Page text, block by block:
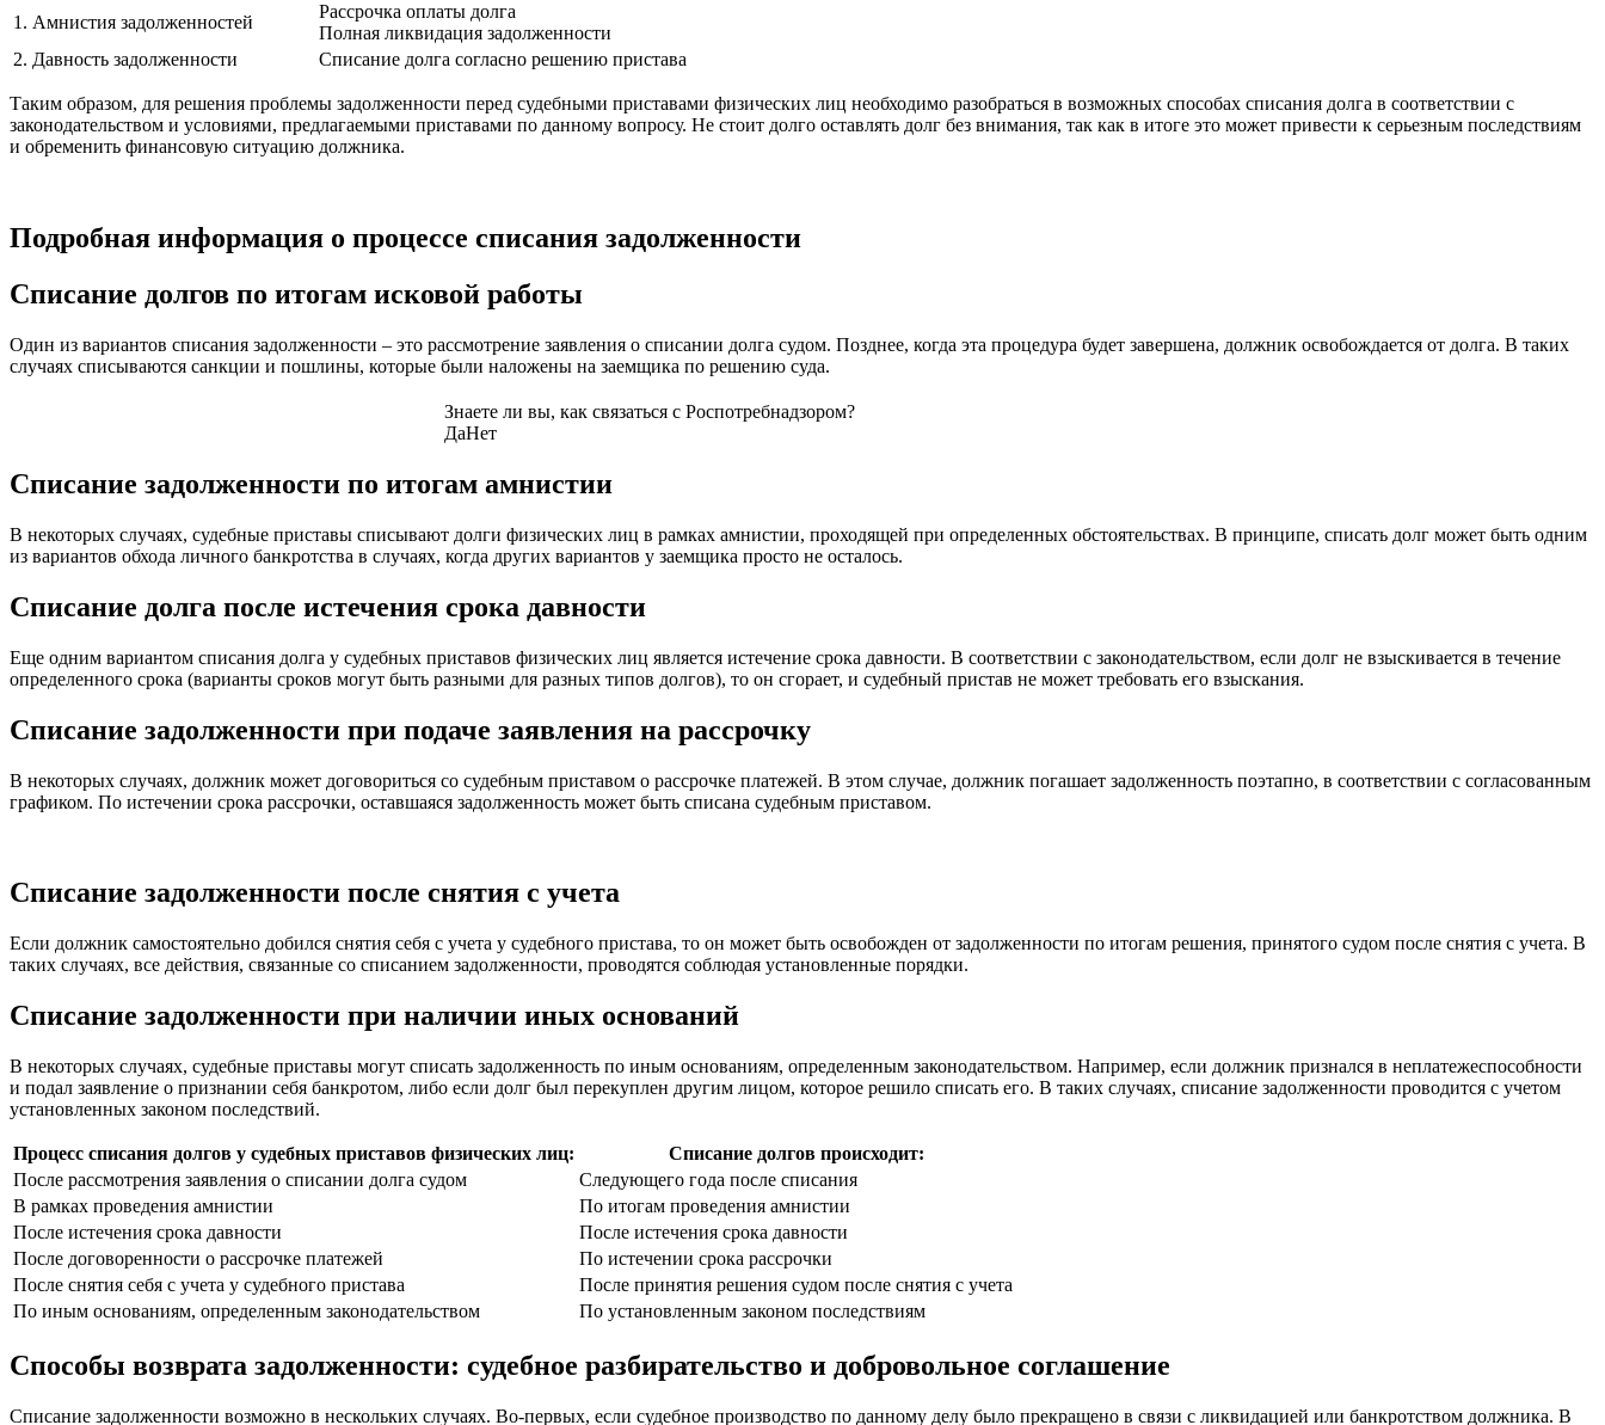
1. Амнистия задолженностей
Рассрочка оплаты долга
Полная ликвидация задолженности
2. Давность задолженности
Списание долга согласно решению пристава
Таким образом, для решения проблемы задолженности перед судебными приставами физических лиц необходимо разобраться в возможных способах списания долга в соответствии с
законодательством и условиями, предлагаемыми приставами по данному вопросу. Не стоит долго оставлять долг без внимания, так как в итоге это может привести к серьезным последствиям
и обременить финансовую ситуацию должника.
Подробная информация о процессе списания задолженности
Списание долгов по итогам исковой работы
Один из вариантов списания задолженности – это рассмотрение заявления о списании долга судом. Позднее, когда эта процедура будет завершена, должник освобождается от долга. В таких
случаях списываются санкции и пошлины, которые были наложены на заемщика по решению суда.
Знаете ли вы, как связаться с Роспотребнадзором?
ДаНет
Списание задолженности по итогам амнистии
В некоторых случаях, судебные приставы списывают долги физических лиц в рамках амнистии, проходящей при определенных обстоятельствах. В принципе, списать долг может быть одним
из вариантов обхода личного банкротства в случаях, когда других вариантов у заемщика просто не осталось.
Списание долга после истечения срока давности
Еще одним вариантом списания долга у судебных приставов физических лиц является истечение срока давности. В соответствии с законодательством, если долг не взыскивается в течение
определенного срока (варианты сроков могут быть разными для разных типов долгов), то он сгорает, и судебный пристав не может требовать его взыскания.
Списание задолженности при подаче заявления на рассрочку
В некоторых случаях, должник может договориться со судебным приставом о рассрочке платежей. В этом случае, должник погашает задолженность поэтапно, в соответствии с согласованным
графиком. По истечении срока рассрочки, оставшаяся задолженность может быть списана судебным приставом.
Списание задолженности после снятия с учета
Если должник самостоятельно добился снятия себя с учета у судебного пристава, то он может быть освобожден от задолженности по итогам решения, принятого судом после снятия с учета. В
таких случаях, все действия, связанные со списанием задолженности, проводятся соблюдая установленные порядки.
Списание задолженности при наличии иных оснований
В некоторых случаях, судебные приставы могут списать задолженность по иным основаниям, определенным законодательством. Например, если должник признался в неплатежеспособности
и подал заявление о признании себя банкротом, либо если долг был перекуплен другим лицом, которое решило списать его. В таких случаях, списание задолженности проводится с учетом
установленных законом последствий.
Процесс списания долгов у судебных приставов физических лиц:
Списание долгов происходит:
После рассмотрения заявления о списании долга судом
Следующего года после списания
В рамках проведения амнистии
По итогам проведения амнистии
После истечения срока давности
После истечения срока давности
После договоренности о рассрочке платежей
По истечении срока рассрочки
После снятия себя с учета у судебного пристава
После принятия решения судом после снятия с учета
По иным основаниям, определенным законодательством
По установленным законом последствиям
Способы возврата задолженности: судебное разбирательство и добровольное соглашение
Списание задолженности возможно в нескольких случаях. Во-первых, если судебное производство по данному делу было прекращено в связи с ликвидацией или банкротством должника. В